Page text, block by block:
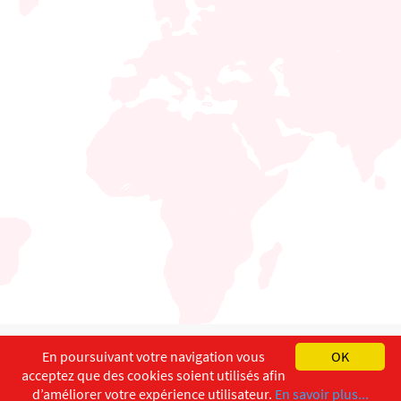
English Français
Copyright ©ISEC-AdW Aspects légaux
OK
En poursuivant votre navigation vous
acceptez que des cookies soient utilisés afin
d’améliorer votre expérience utilisateur. En savoir plus...